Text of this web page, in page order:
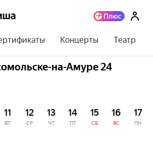
Концерты Театр
на-Амуре 24
11
ВТ
12
СР
13
ЧТ
14
ПТ
15
СБ
16
ВС
17
ПН